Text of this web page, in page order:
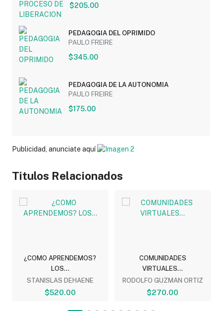
$205.00
PEDAGOGIA DEL OPRIMIDO
PAULO FREIRE
$345.00
PEDAGOGIA DE LA AUTONOMIA
PAULO FREIRE
$175.00
Publicidad, anunciate aquí
Titulos Relacionados
¿COMO APRENDEMOS?
LOS...
STANISLAS DEHAENE
$520.00
COMUNIDADES
VIRTUALES...
RODOLFO GUZMAN ORTIZ
$270.00